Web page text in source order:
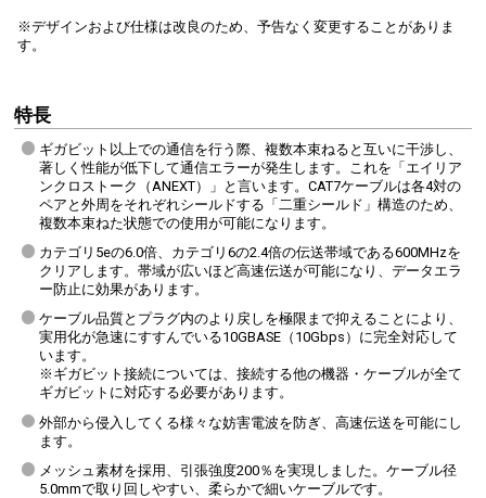
※デザインおよび仕様は改良のため、予告なく変更することがありま
す。
特長
ギガビット以上での通信を行う際、複数本束ねると互いに干渉し、
著しく性能が低下して通信エラーが発生します。これを「エイリア
ンクロストーク（ANEXT）」と言います。CAT7ケーブルは各4対の
ペアと外周をそれぞれシールドする「二重シールド」構造のため、
複数本束ねた状態での使用が可能になります。
カテゴリ5eの6.0倍、カテゴリ6の2.4倍の伝送帯域である600MHzを
クリアします。帯域が広いほど高速伝送が可能になり、データエラ
ー防止に効果があります。
ケーブル品質とプラグ内のより戻しを極限まで抑えることにより、
実用化が急速にすすんでいる10GBASE（10Gbps）に完全対応して
います。
※ギガビット接続については、接続する他の機器・ケーブルが全て
ギガビットに対応する必要があります。
外部から侵入してくる様々な妨害電波を防ぎ、高速伝送を可能にし
ます。
メッシュ素材を採用、引張強度200％を実現しました。ケーブル径
5.0mmで取り回しやすい、柔らかで細いケーブルです。